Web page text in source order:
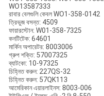
WO13587333
রাবার বেলগুলি কেবল WO1-358-0142
ত্রিভুজ বসন্ত: 4509
ফায়ারস্টোন: W01-358-7325
কনটিটেক: 64601
মার্কিন অপারেটর: 8003006
গ্রুপ শক্তি: 57007325
ব্যাটকো: 10-97325
চিহ্নিত করুন: 227QS-32
চিহ্নিত করুন: 57QK113
আমেরিকান এয়ারলাইনস: 8003-006